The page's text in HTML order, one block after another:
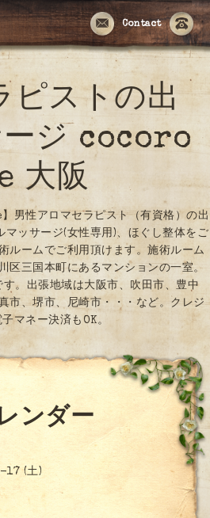
Contact
ピストの出
ージ cocoro
大阪
男性アロマセラピスト（有資格）の出
マッサージ(女性専用)、ほぐし整体をご
ルームでご利用頂けます。施術ルーム
区三国本町にあるマンションの一室。
。出張地域は大阪市、吹田市、豊中
市、堺市、尼崎市・・・など。クレジ
マネー決済もOK。
ンダー
(土)